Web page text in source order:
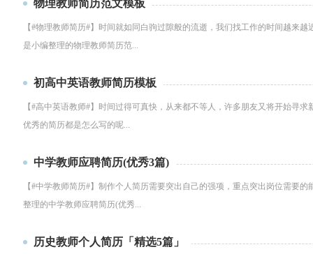
物理教师简历范文模板
【#物理教师简历#】时间就如同白驹过隙般的流逝，我们找工作的时间越来
是小编整理的物理教师简历范...
初高中英语教师简历模板
【#高中英语教师#】时间过得可真快，从来都不等人，许多朋友又将开始寻
优秀的简历都是怎么写的呢...
中学教师应聘简历(优秀3篇)
【#中学教师简历#】制作个人简历需要突出自己的强项，重点突出岗位需要
整理的中学教师应聘简历(优秀...
历史教师个人简历「精选5篇」